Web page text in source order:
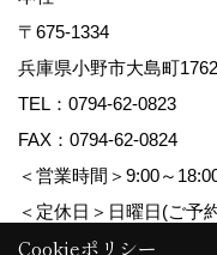
〒675-1334
兵庫県小野市大島町
TEL： 0794-62-0823
FAX：0794-62-0824
＜営業時間＞9:00～
＜定休日＞日曜日(ご予
Cookieポリシー